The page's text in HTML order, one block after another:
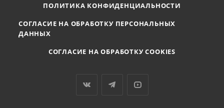
ПОЛИТИКА КОНФИДЕНЦИАЛЬНОСТИ
СОГЛАСИЕ НА ОБРАБОТКУ ПЕРСОНАЛЬНЫХ
ДАННЫХ
СОГЛАСИЕ НА ОБРАБОТКУ COOKIES